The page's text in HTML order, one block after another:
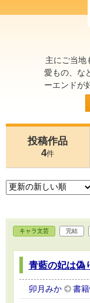
主にご当地
愛もの、な
ーエンドが
投稿作品
4件
キャラ文芸 完結
青藍の妃は偽
卯月みか 書